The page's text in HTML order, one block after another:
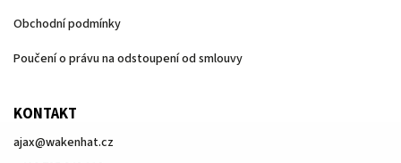
Obchodní podmínky
Poučení o právu na odstoupení od smlouvy
KONTAKT
ajax@wakenhat.cz